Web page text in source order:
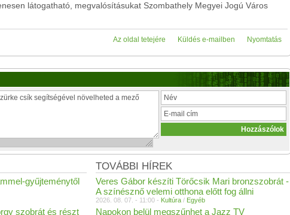
látogatható, megvalósításukat Szombathely Megyei Jogú Város
Nyomtatás
Küldés e-mailben
Az oldal tetejére
TOVÁBBI HÍREK
Veres Gábor készíti Törőcsik Mari bronzszobrát -
A színésznő velemi otthona előtt fog állni
2026. 08. 07. - 11:00 - Kultúra / Egyéb
Napokon belül megszűnhet a Jazz TV
gyűjteménytől
szobrát és részt